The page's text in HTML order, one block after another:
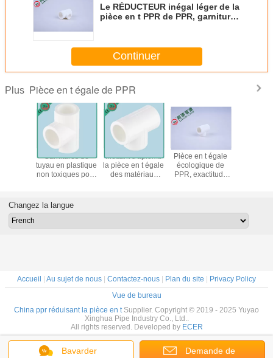
Le RÉDUCTEUR inégal léger de la
pièce en t PPR de PPR, garnitures
Continuer
Plus Pièce en t égale de PPR
de Ppr
Garnitures de
tuyau en plastique
non toxiques pour
commerciaux
Mettant d'aplomb
la pièce en t égale
des matériaux
d'anticorrosion
Pièce en t égale
écologique de
PPR, exactitude
plastique de pièce
Bavarder Demande de
Changez la langue
Accueil | Au sujet de nous | Contactez-nous | Plan du site | Privacy Policy
Vue de bureau
China ppr réduisant la pièce en tSupplier. Copyright © 2019 - 2025 Yuyao
Xinghua Pipe Industry Co., Ltd..
All rights reserved. Developed by ECER